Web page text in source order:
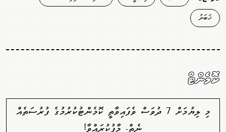
ޚަބަރު
ކޮމެންޓް
މި ލިޔުމަށް 7 ދުވަސް ވެފައިވާތީ ކޮމެންޓުކުރުމުގެ ފުރުސަތެއް